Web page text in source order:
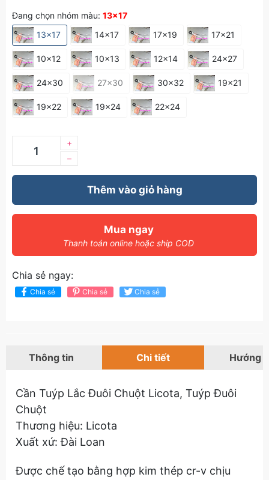
Đang chọn nhóm màu: 13x17
13x17
14x17 17x19 17x21
10x12 10x13 12x14 24x27
24x30 27x30 30x32 19x21
19x22 19x24 22x24
–
+
Thêm vào giỏ hàng
Mua ngay
Thanh toán online hoặc ship COD
Chia sẻ ngay:
Chia sẻ Chia sẻ Chia sẻ
Thông tin Chi tiết Hướng
Cần Tuýp Lắc Đuôi Chuột Licota, Tuýp Đuôi
Chuột
Thương hiệu: Licota
Xuất xứ: Đài Loan
Được chế tạo bằng hợp kim thép cr-v chịu